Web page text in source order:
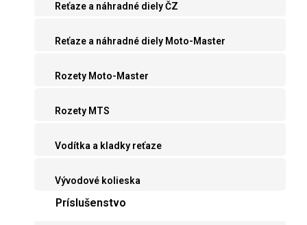
Reťaze a náhradné diely ČZ
Reťaze a náhradné diely Moto-Master
Rozety Moto-Master
Rozety MTS
Vodítka a kladky reťaze
Vývodové kolieska
Príslušenstvo